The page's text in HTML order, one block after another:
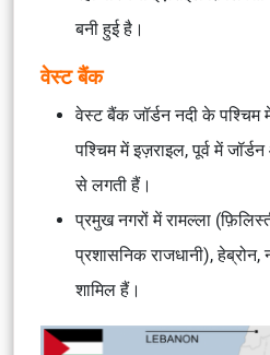
बनी हुई है।
वेस्ट बैंक
वेस्ट बैंक जॉर्डन नदी के पश्चिम
पश्चिम में इज़राइल, पूर्व में
से लगती हैं।
प्रमुख नगरों में रामल्ला
प्रशासनिक राजधानी),
शामिल हैं।